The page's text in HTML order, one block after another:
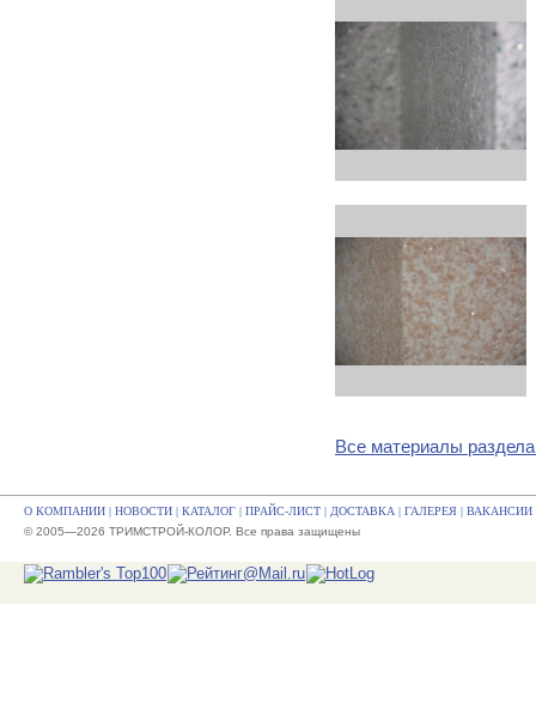
Все материалы
О КОМПАНИИ НОВОСТИ КАТАЛОГ ПРАЙС-ЛИСТ ДОСТАВКА ГАЛЕРЕЯ ВАКАНСИИ
© 2005—2026 ТРИМСТРОЙ-КОЛОР. Все права защищены